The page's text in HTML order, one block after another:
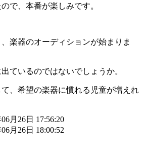
で、本番が楽しみです。
楽器のオーディションが始まりま
ているのではないでしょうか。
、希望の楽器に慣れる児童が増えれ
月26日 17:56:20
月26日 18:00:52